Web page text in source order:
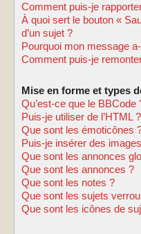
Comment puis-je
À quoi sert le bouton «
d’un sujet ?
Pourquoi mon message
Comment puis-je
Mise en forme et types
Qu’est-ce que le BBCode
Puis-je utiliser de l’HTML ?
Que sont les émoticônes
Puis-je insérer des
Que sont les annonces
Que sont les annonces ?
Que sont les notes ?
Que sont les sujets
Que sont les icônes de